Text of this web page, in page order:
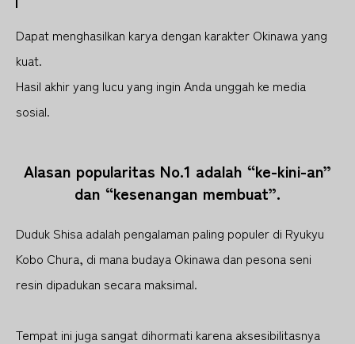
Dapat menghasilkan karya dengan karakter Okinawa yang
kuat.
Hasil akhir yang lucu yang ingin Anda unggah ke media
sosial.
Alasan popularitas No.1 adalah “ke-kini-an”
dan “kesenangan membuat”.
Duduk Shisa adalah pengalaman paling populer di Ryukyu
Kobo Chura, di mana budaya Okinawa dan pesona seni
resin dipadukan secara maksimal.
Tempat ini juga sangat dihormati karena aksesibilitasnya